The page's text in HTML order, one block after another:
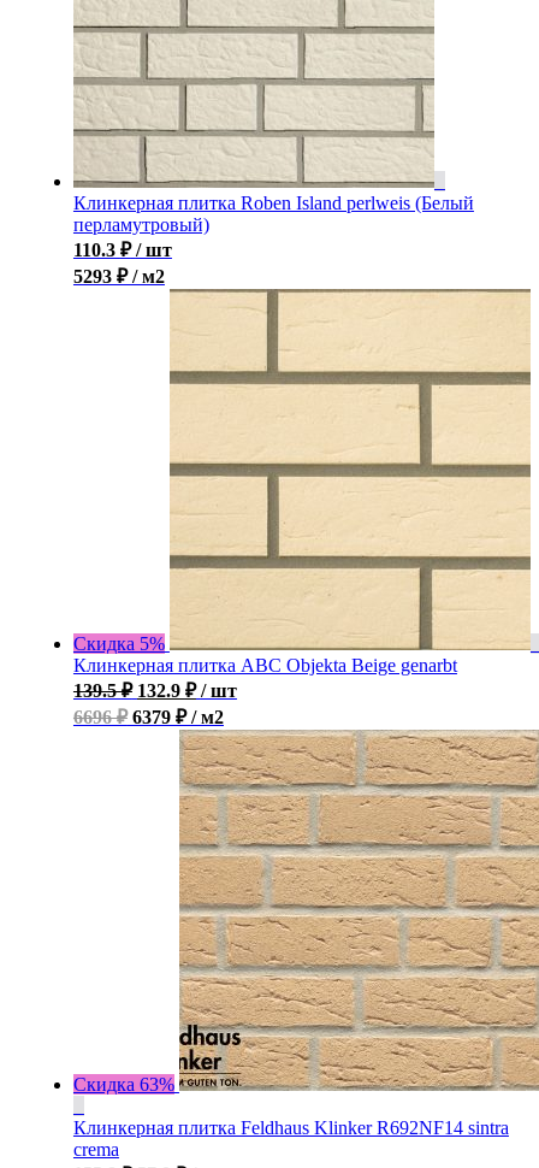
Клинкерная плитка Roben Island perlweis (Белый
перламутровый)
110.3 ₽ / шт
5293 ₽ / м2
Скидка 5%
Клинкерная плитка ABC Objekta Beige genarbt
139.5₽ 132.9 ₽ / шт
6696 ₽6379 ₽ / м2
Скидка 63%
Клинкерная плитка Feldhaus Klinker R692NF14 sintra
crema